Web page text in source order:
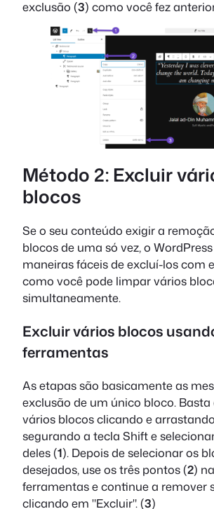
exclusão (3) como você fez
Método 2: Excluir
blocos
Se o seu conteúdo exigir a
blocos de uma só vez, o
maneiras fáceis de excluí-los com
como você pode limpar vários
simultaneamente.
Excluir vários blocos
ferramentas
As etapas são basicamente as
exclusão de um único bloco.
vários blocos clicando e
segurando a tecla Shift e
deles (1). Depois de selecionar os
desejados, use os três pontos (2)
ferramentas e continue a remover
clicando em "Excluir". (3)